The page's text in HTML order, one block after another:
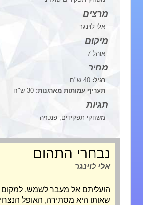
מרצים
אלי לוינגר
תעריף עמותות מארגנות:30 ש"ח
משחקי תפקידים, פנטזיה
נבחרי התהום
אלי לוינגר
הועליתם אל מעבר לשמש, למקום השחור
שאותו היא מסתירה, האופל הנצחי הקבור